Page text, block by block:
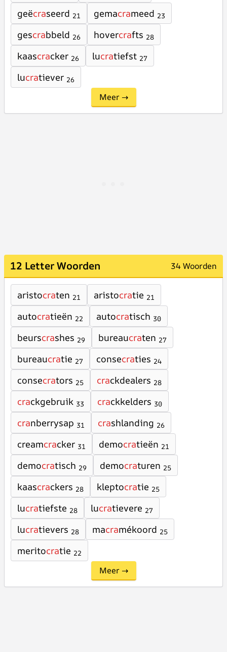
geëcraseerd 21 gemacrameed 23
gescrabbeld 26 hovercrafts 28
kaascracker 26 lucratiefst 27
lucratiever 26
Meer →
12 Letter Woorden 34 Woorden
aristocraten 21 aristocratie 21
autocratieën 22 autocratisch 30
beurscrashes 29 bureaucraten 27
bureaucratie 27 consecraties 24
consecrators 25 crackdealers 28
crackgebruik 33 crackkelders 30
cranberrysap 31 crashlanding 26
creamcracker 31 democratieën 21
democratisch 29 democraturen 25
kaascrackers 28 kleptocratie 25
lucratiefste 28 lucratievere 27
lucratievers 28 macramékoord 25
meritocratie 22
Meer →